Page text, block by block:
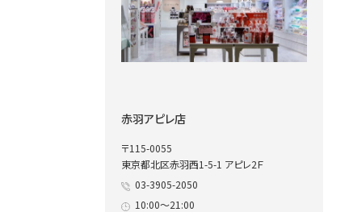
赤羽アピレ店
〒115-0055
東京都北区赤羽西1-5-1 アピレ2Ｆ
03-3905-2050
10:00～21:00